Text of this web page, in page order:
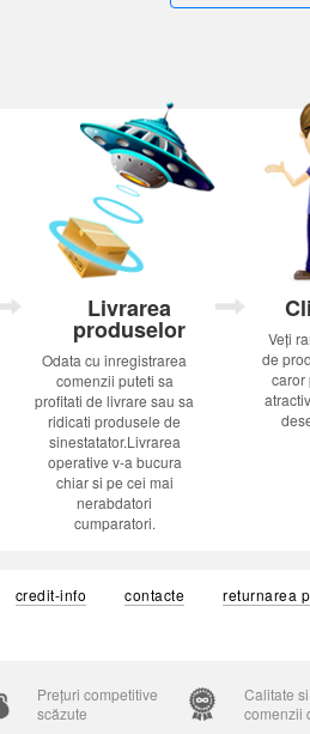
Livrarea
produselor
Odata cu inregistrarea
comenzii puteti sa
profitati de livrare sau sa
ridicati produsele de
sinestatator.Livrarea
operative v-a bucura
chiar si pe cei mai
nerabdatori
cumparatori.
Veți
de
caror
credit-info contacte
returnarea
Prețuri competitive
scăzute
Calitate
comenzii